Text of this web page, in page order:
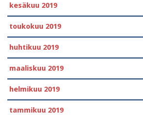
kesäkuu 2019
toukokuu 2019
huhtikuu 2019
maaliskuu 2019
helmikuu 2019
tammikuu 2019